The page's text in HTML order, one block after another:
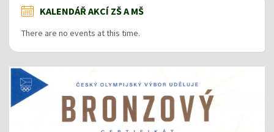
KALENDÁŘ AKCÍ ZŠ A MŠ
There are no events at this time.